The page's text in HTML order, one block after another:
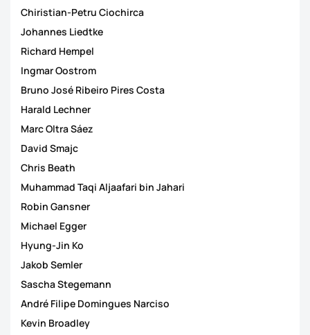
Chiristian-Petru Ciochirca
Johannes Liedtke
Richard Hempel
Ingmar Oostrom
Bruno José Ribeiro Pires Costa
Harald Lechner
Marc Oltra Sáez
David Smajc
Chris Beath
Muhammad Taqi Aljaafari bin Jahari
Robin Gansner
Michael Egger
Hyung-Jin Ko
Jakob Semler
Sascha Stegemann
André Filipe Domingues Narciso
Kevin Broadley